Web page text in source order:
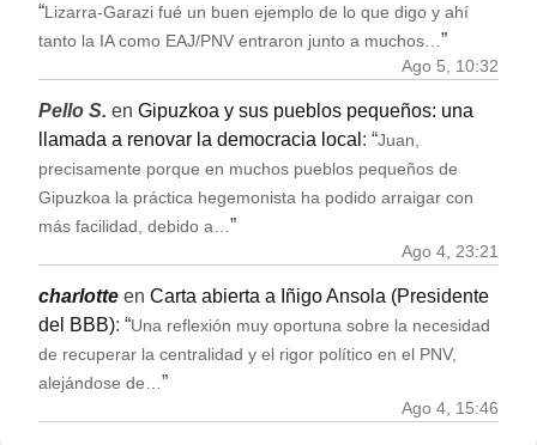
“Lizarra-Garazi fué un buen ejemplo de lo que digo y ahí
tanto la IA como EAJ/PNV entraron junto a muchos…”
Ago 5, 10:32
Pello S. en Gipuzkoa y sus pueblos pequeños: una
llamada a renovar la democracia local : “Juan,
precisamente porque en muchos pueblos pequeños de
Gipuzkoa la práctica hegemonista ha podido arraigar con
más facilidad, debido a…”
Ago 4, 23:21
charlotte en Carta abierta a Iñigo Ansola (Presidente
del BBB): “Una reflexión muy oportuna sobre la necesidad
de recuperar la centralidad y el rigor político en el PNV,
alejándose de…”
Ago 4, 15:46